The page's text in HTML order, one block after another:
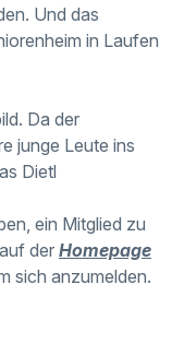
Und das
in Laufen
Da der
junge Leute ins
Dietl
ein Mitglied zu
der Homepage
sich anzumelden.